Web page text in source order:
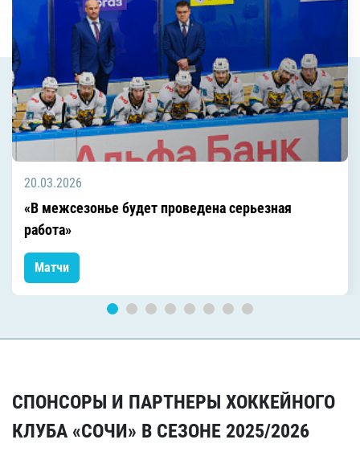
20.03.2026
«В межсезонье будет проведена серьезная
работа»
Матчи
СПОНСОРЫ И ПАРТНЕРЫ ХОККЕЙНОГО
КЛУБА «СОЧИ» В СЕЗОНЕ 2025/2026